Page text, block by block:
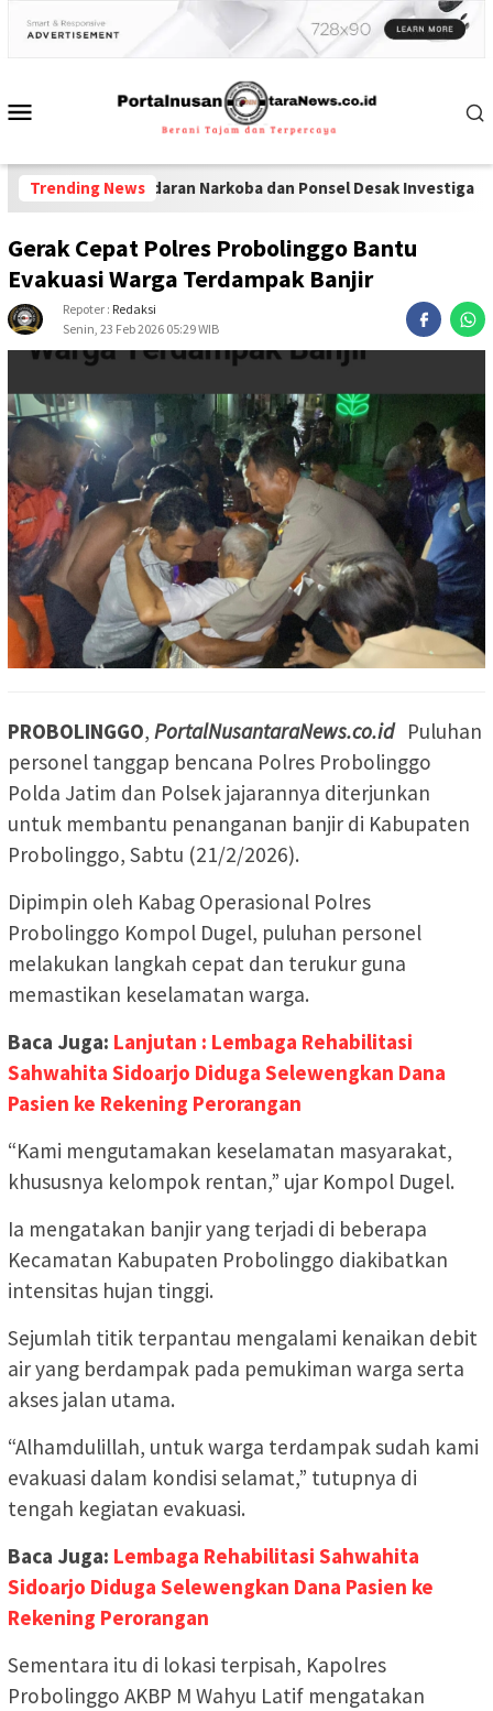
Trending NewsNarkoba dan Ponsel Desak Investigasi Menyeluruh di
Gerak Cepat Polres Probolinggo Bantu
Evakuasi Warga Terdampak Banjir
Repoter : Redaksi
Senin, 23 Feb 2026 05:29 WIB
PROBOLINGGO, PortalNusantaraNews.co.idPuluhan
personel tanggap bencana Polres Probolinggo
Polda Jatim dan Polsek jajarannya diterjunkan
untuk membantu penanganan banjir di Kabupaten
Probolinggo, Sabtu (21/2/2026).
Dipimpin oleh Kabag Operasional Polres
Probolinggo Kompol Dugel, puluhan personel
melakukan langkah cepat dan terukur guna
memastikan keselamatan warga.
Baca Juga: Lanjutan : Lembaga Rehabilitasi
Sahwahita Sidoarjo Diduga Selewengkan Dana
Pasien ke Rekening Perorangan
“Kami mengutamakan keselamatan masyarakat,
khususnya kelompok rentan,” ujar Kompol Dugel.
Ia mengatakan banjir yang terjadi di beberapa
Kecamatan Kabupaten Probolinggo diakibatkan
intensitas hujan tinggi.
Sejumlah titik terpantau mengalami kenaikan debit
air yang berdampak pada pemukiman warga serta
akses jalan utama.
“Alhamdulillah, untuk warga terdampak sudah kami
evakuasi dalam kondisi selamat,” tutupnya di
tengah kegiatan evakuasi.
Baca Juga: Lembaga Rehabilitasi Sahwahita
Sidoarjo Diduga Selewengkan Dana Pasien ke
Rekening Perorangan
Sementara itu di lokasi terpisah, Kapolres
Probolinggo AKBP M Wahyu Latif mengatakan